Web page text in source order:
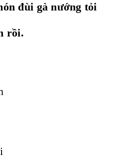
đùi gà nướng tỏi
rồi.